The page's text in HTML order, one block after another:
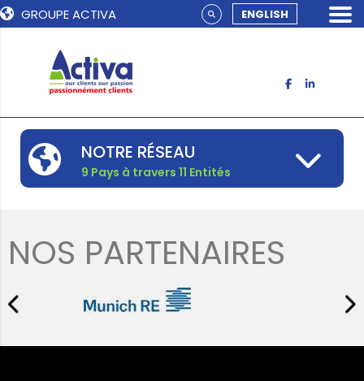
GROUPE ACTIVA ENGLISH
NOTRE RÉSEAU
9 Pays à travers 11 Entités
NOS PARTENAIRES